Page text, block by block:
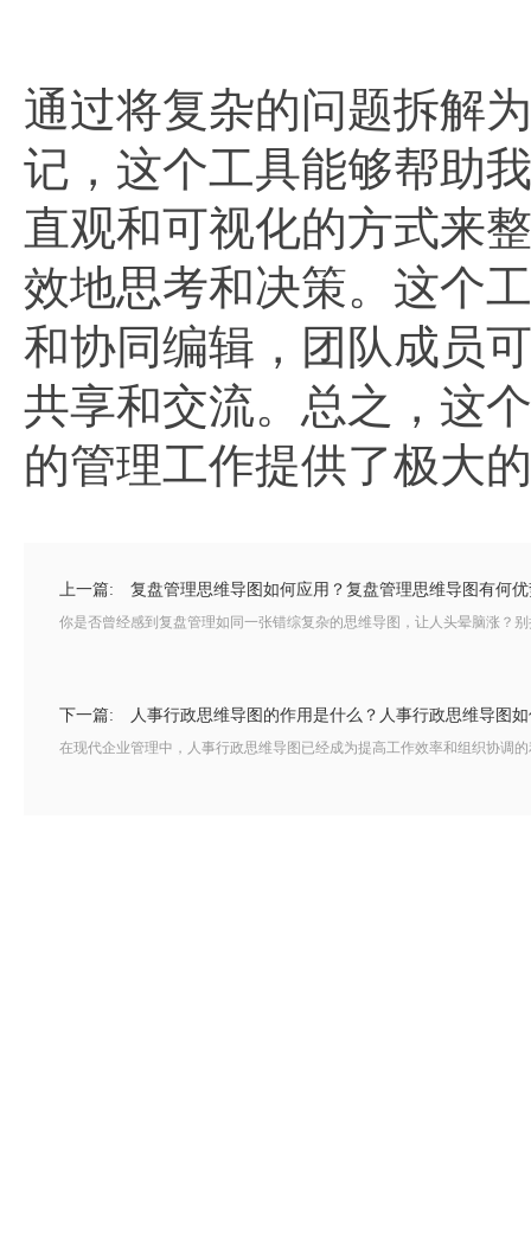
通过将复杂的问题拆解
记，这个工具能够帮助
直观和可视化的方式来
效地思考和决策。这个
和协同编辑，团队成员
共享和交流。总之，这
的管理工作提供了极大
上一篇: 复盘管理思维导图如何应用？复盘管理思维导图有何
你是否曾经感到复盘管理如同一张错综复杂的思维导图，让人头晕脑涨？
下一篇: 人事行政思维导图的作用是什么？人事行政思维导图
在现代企业管理中，人事行政思维导图已经成为提高工作效率和组织协调